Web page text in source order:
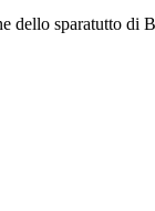
dello sparatutto di